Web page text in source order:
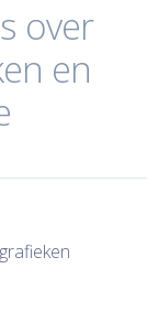
over
en